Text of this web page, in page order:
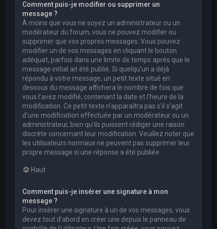
Comment puis-je modifier ou supprimer un
message ?
À moins que vous ne soyez un administrateur ou un
modérateur du forum, vous ne pouvez modifier ou
supprimer que vos propres messages. Vous pouvez
modifier un de vos messages en cliquant le bouton
adéquat, parfois dans une limite de temps après que le
message initial ait été publié. Si quelqu’un a déjà
répondu à votre message, un petit texte situé en
dessous du message affichera le nombre de fois que
vous l’avez modifié, contenant la date et l’heure de la
modification. Ce petit texte n’apparaîtra pas s’il s’agit
d’une modification effectuée par un modérateur ou un
administrateur, bien qu’ils puissent rédiger une raison
discrète concernant leur modification. Veuillez noter que
les utilisateurs normaux ne peuvent pas supprimer leur
propre message si une réponse a été publiée.
Haut
Comment puis-je insérer une signature à mon
message ?
Pour insérer une signature à un de vos messages, vous
devez tout d’abord en créer une depuis le panneau de